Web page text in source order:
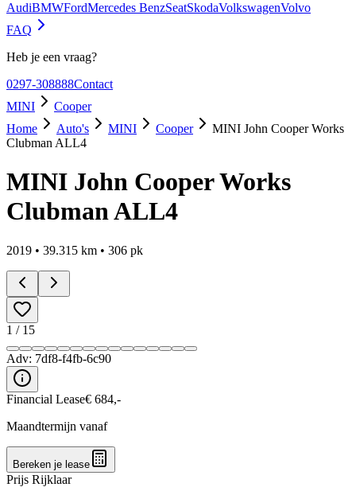
AudiBMWFordMercedes BenzSeatSkodaVolkswagenVolvo
FAQ
Heb je een vraag?
0297-308888Contact
MINI
Cooper
Home
Auto's MINI Cooper
MINI John Cooper Works
Clubman ALL4
MINI John Cooper Works
Clubman ALL4
2019 • 39.315 km • 306 pk
1 / 15
Adv: 7df8-f4fb-6c90
Financial Lease€ 684,-
Maandtermijn vanaf
Bereken je lease
Prijs Rijklaar